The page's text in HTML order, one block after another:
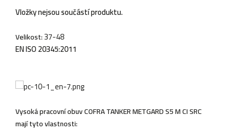
Vložky nejsou součástí produktu.
Velikost:37-48
EN ISO 20345:2011
Vysoká pracovní obuv COFRA TANKER METGARD S5 M CI SRC
mají tyto vlastnosti: